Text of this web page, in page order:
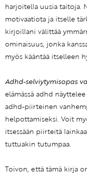
harjoitella uusia taitoja.
motivaatiota ja itselle
kirjoillani välittää
ominaisuus, jonka
myös kääntää itselleen
Adhd-selviytymisopas
elämässä adhd
adhd-piirteinen
helpottamiseksi. Voit
itsessään piirteitä
tuttuakin tutumpaa.
Toivon, että tämä kirja